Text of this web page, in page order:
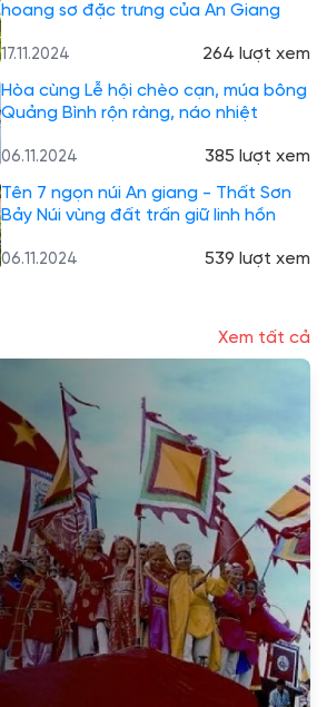
hoang sơ đặc trưng của An Giang
17.11.2024
264 lượt xem
Hòa cùng Lễ hội chèo cạn, múa bông
Quảng Bình rộn ràng, náo nhiệt
06.11.2024
385 lượt xem
Tên 7 ngọn núi An giang - Thất Sơn
Bảy Núi vùng đất trấn giữ linh hồn
06.11.2024 539 lượt xem
Xem tất cả